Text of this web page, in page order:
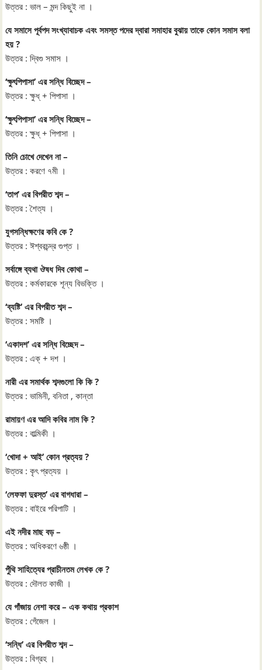
উত্তর : ভাল – মন্দ কিছুই না ।
যে সমাসে পূর্বপদ সংখ্যাবাচক এবং সমস্ত পদের দ্বারা সমাহার বুঝায় তাকে কোন সমাস বলা
হয় ?
উত্তর : দ্বিগু সমাস ।
‘ক্ষুৎপিপাসা’ এর সন্ধি বিচ্ছেদ –
উত্তর : ক্ষুধ্‌ + পিপাসা ।
‘ক্ষুৎপিপাসা’ এর সন্ধি বিচ্ছেদ –
উত্তর : ক্ষুধ্‌ + পিপাসা ।
তিনি চোখে দেখেন না –
উত্তর : করণে ৭মী ।
‘তাপ’ এর বিপরীত শব্দ –
উত্তর : শৈত্য ।
যুগসন্ধিক্ষণের কবি কে ?
উত্তর : ঈশ্বরচন্দ্র গুপ্ত ।
সর্বাঙ্গে ব্যথা ঔষধ দিব কোথা –
উত্তর : কর্মকারকে শূন্য বিভক্তি ।
‘ব্যষ্টি’ এর বিপরীত শব্দ –
উত্তর : সমষ্টি ।
‘একাদশ’ এর সন্ধি বিচ্ছেদ –
উত্তর : এক্‌ + দশ ।
নারী এর সমার্থক শব্দগুলো কি কি ?
উত্তর : ভামিনী, বনিতা , কান্তা
রামায়ণ এর আদি কবির নাম কি ?
উত্তর : বাল্মিকী ।
‘খোদা + আই’ কোন প্রত্যয় ?
উত্তর : কৃৎ প্রত্যয় ।
‘লেফফা দুরস্ত’ এর বাগধারা –
উত্তর : বাইরে পরিপাটি ।
এই নদীর মাছ বড় –
উত্তর : অধিকরণে ৬ষ্ঠী ।
পুঁথি সাহিত্যের প্রাচীনতম লেখক কে ?
উত্তর : দৌলত কাজী ।
যে গাঁজায় নেশা করে – এক কথায় প্রকাশ
উত্তর : গেঁজেল ।
‘সন্ধি’ এর বিপরীত শব্দ –
উত্তর : বিগ্রহ ।